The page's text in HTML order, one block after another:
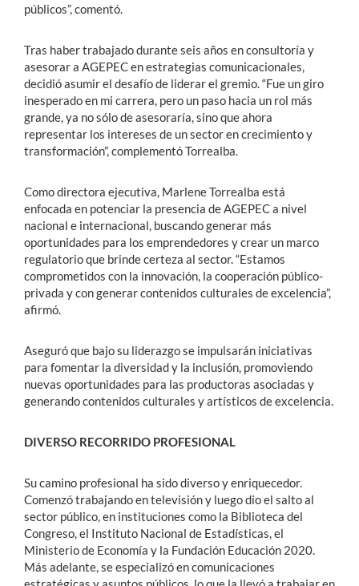
públicos”, comentó.
Tras haber trabajado durante seis años en consultoría y
asesorar a AGEPEC en estrategias comunicacionales,
decidió asumir el desafío de liderar el gremio. “Fue un giro
inesperado en mi carrera, pero un paso hacia un rol más
grande, ya no sólo de asesoraría, sino que ahora
representar los intereses de un sector en crecimiento y
transformación”, complementó Torrealba.
Como directora ejecutiva, Marlene Torrealba está
enfocada en potenciar la presencia de AGEPEC a nivel
nacional e internacional, buscando generar más
oportunidades para los emprendedores y crear un marco
regulatorio que brinde certeza al sector. “Estamos
comprometidos con la innovación, la cooperación público-
privada y con generar contenidos culturales de excelencia”,
afirmó.
Aseguró que bajo su liderazgo se impulsarán iniciativas
para fomentar la diversidad y la inclusión, promoviendo
nuevas oportunidades para las productoras asociadas y
generando contenidos culturales y artísticos de excelencia.
DIVERSO RECORRIDO PROFESIONAL
Su camino profesional ha sido diverso y enriquecedor.
Comenzó trabajando en televisión y luego dio el salto al
sector público, en instituciones como la Biblioteca del
Congreso, el Instituto Nacional de Estadísticas, el
Ministerio de Economía y la Fundación Educación 2020.
Más adelante, se especializó en comunicaciones